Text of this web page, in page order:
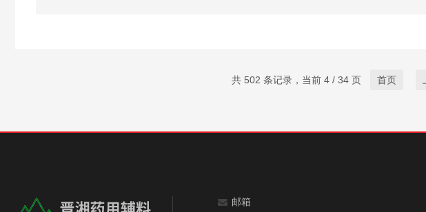
共 502 条记录，当前 4 / 34 页 首页
邮箱